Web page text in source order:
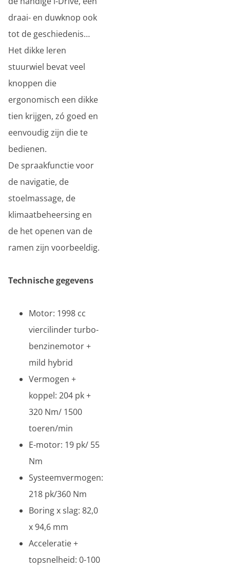
draai- en duwknop ook
tot de geschiedenis…
Het dikke leren
stuurwiel bevat veel
knoppen die
ergonomisch een dikke
tien krijgen, zó goed en
eenvoudig zijn die te
bedienen.
De spraakfunctie voor
de navigatie, de
stoelmassage, de
klimaatbeheersing en
de het openen van de
ramen zijn voorbeeldig.
Technische gegevens
Motor: 1998 cc
viercilinder turbo-
benzinemotor +
mild hybrid
Vermogen +
koppel: 204 pk +
320 Nm/ 1500
toeren/min
E-motor: 19 pk/ 55
Nm
Systeemvermogen:
218 pk/360 Nm
Boring x slag: 82,0
x 94,6 mm
Acceleratie +
topsnelheid: 0-100